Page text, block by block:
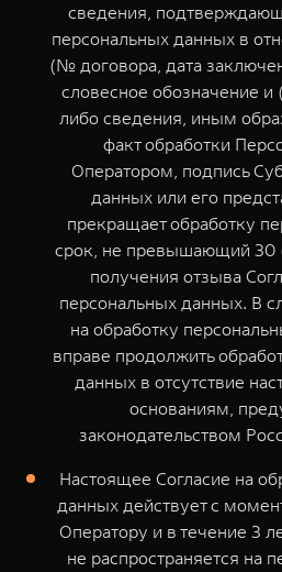
сведения,
персональных данных в
(№ договора, дата
словесное обозначение
либо сведения, иным
факт обработки
Оператором, подпись
данных или его
прекращает обработку
срок, не превышающий 30
получения отзыва
персональных данных. В
на обработку
вправе продолжить
данных в отсутствие
основаниям,
законодательством
Настоящее Согласие на
данных действует с
Оператору и в течение 3
не распространяется на